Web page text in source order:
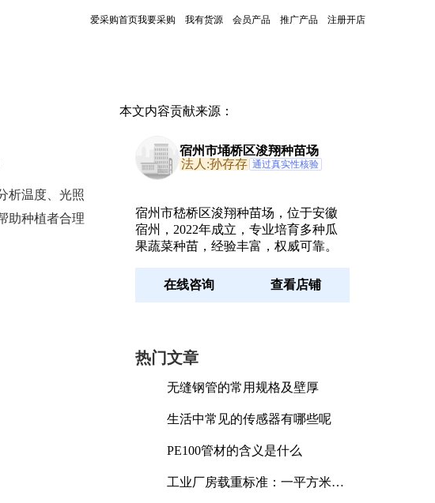
爱采购首页我要采购 我有货源 会员产品 推广产品 注册开店
析温度、光照
助种植者合理
本文内容贡献来源：
宿州市埇桥区浚翔种苗场
法人:孙存存 通过真实性核验
宿州市嵇桥区浚翔种苗场，位于安徽
宿州，2022年成立，专业培育多种瓜
果蔬菜种苗，经验丰富，权威可靠。
在线咨询 查看店铺
热门文章
无缝钢管的常用规格及壁厚
生活中常见的传感器有哪些呢
PE100管材的含义是什么
工业厂房载重标准：一平方米能